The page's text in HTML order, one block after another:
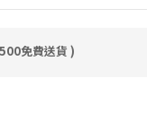
免費送貨 )